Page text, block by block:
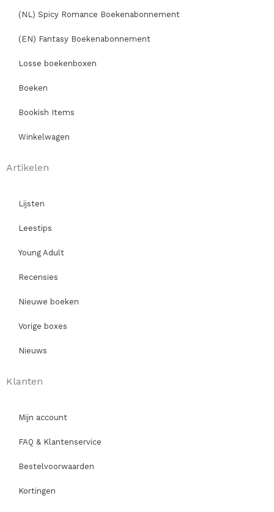
(NL) Spicy Romance Boekenabonnement
(EN) Fantasy Boekenabonnement
Losse boekenboxen
Boeken
Bookish Items
Winkelwagen
Artikelen
Lijsten
Leestips
Young Adult
Recensies
Nieuwe boeken
Vorige boxes
Nieuws
Klanten
Mijn account
FAQ & Klantenservice
Bestelvoorwaarden
Kortingen